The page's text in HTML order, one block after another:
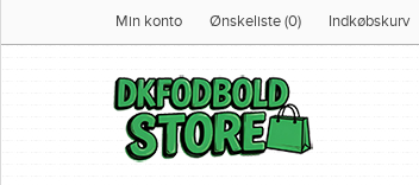
Min konto Ønskeliste (0) Indkøbskurv